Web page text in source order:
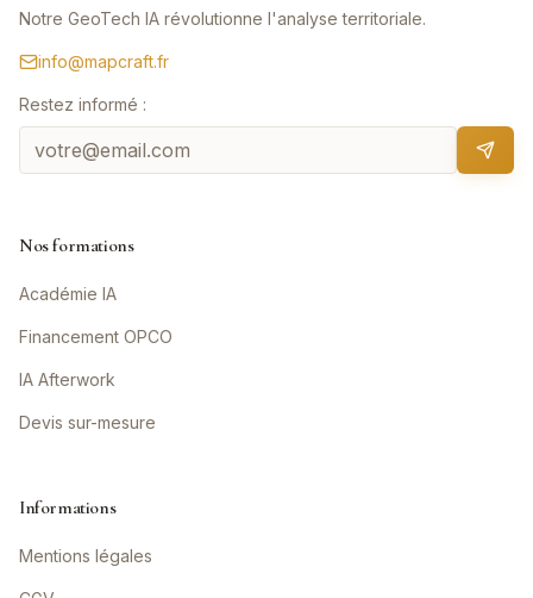
Notre GeoTech IA révolutionne l'analyse territoriale.
info@mapcraft.fr
Restez informé :
Nos formations
Académie IA
Financement OPCO
IA Afterwork
Devis sur-mesure
Informations
Mentions légales